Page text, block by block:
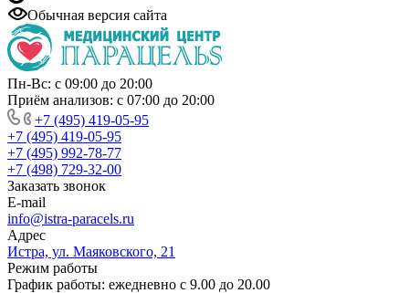
Обычная версия сайта
Пн-Вс: с 09:00 до 20:00
Приём анализов: с 07:00 до 20:00
+7 (495) 419-05-95
+7 (495) 419-05-95
+7 (495) 992-78-77
+7 (498) 729-32-00
Заказать звонок
E-mail
info@istra-paracels.ru
Адрес
Истра, ул. Маяковского, 21
Режим работы
График работы: ежедневно с 9.00 до 20.00